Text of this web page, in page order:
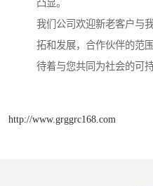
凸显。
我们公司欢迎新老客户与
拓和发展，合作伙伴的范
待着与您共同为社会的可
http://www.grggrc168.com